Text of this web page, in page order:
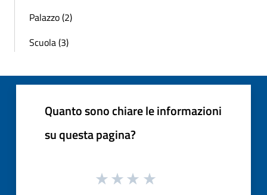
Palazzo (2)
Scuola (3)
Quanto sono chiare le informazioni
su questa pagina?